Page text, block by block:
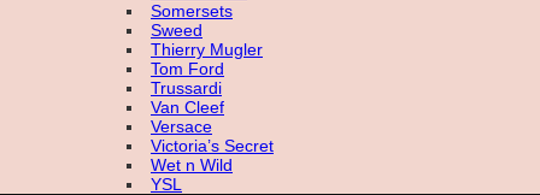
Somersets
Sweed
Thierry Mugler
Tom Ford
Trussardi
Van Cleef
Versace
Victoria’s Secret
Wet n Wild
YSL